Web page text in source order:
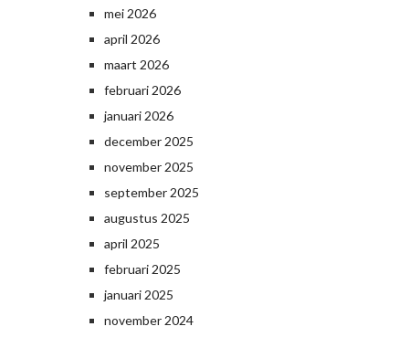
mei 2026
april 2026
maart 2026
februari 2026
januari 2026
december 2025
november 2025
september 2025
augustus 2025
april 2025
februari 2025
januari 2025
november 2024